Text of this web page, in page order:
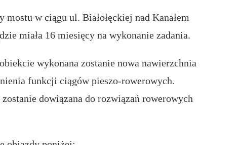
w ciągu ul. Białołęckiej nad Kanałem
miała 16 miesięcy na wykonanie zadania.
wykonana zostanie nowa nawierzchnia
funkcji ciągów pieszo-rowerowych.
dowiązana do rozwiązań rowerowych